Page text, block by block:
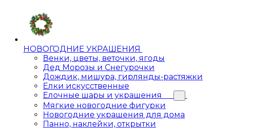
НОВОГОДНИЕ УКРАШЕНИЯ
Венки, цветы, веточки, ягоды
Дед Морозы и Снегурочки
Дождик, мишура, гирлянды-растяжки
Елки искусственные
Елочные шары и украшения
Мягкие новогодние фигурки
Новогодние украшения для дома
Панно, наклейки, открытки